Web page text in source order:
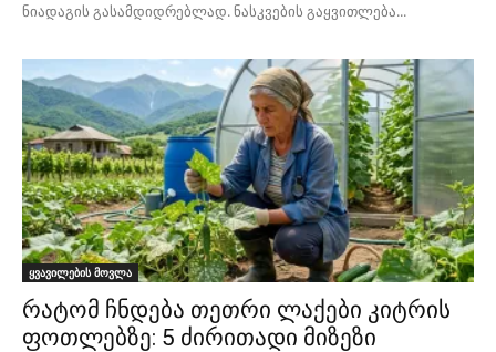
ნიადაგის გასამდიდრებლად. ნასკვების გაყვითლება...
ყვავილების მოვლა
რატომ ჩნდება თეთრი ლაქები კიტრის
ფოთლებზე: 5 ძირითადი მიზეზი